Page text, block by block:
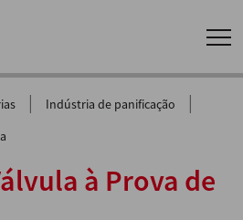
| Indústria de panificação |
à Prova de